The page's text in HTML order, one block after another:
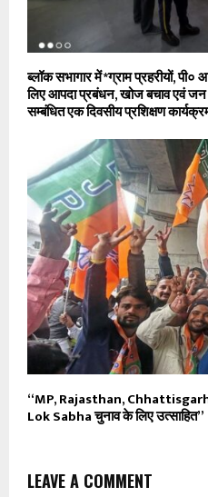
ब्लॉक सभागार में *ग्राम प्रहरीयों,
लिए आपदा प्रबंधन, खोज बचाव एवं
सम्बंधित एक दिवसीय प्रशिक्षण
“MP, Rajasthan,
Lok Sabha चुनाव के लिए उत्साहित”
LEAVE A COMMENT